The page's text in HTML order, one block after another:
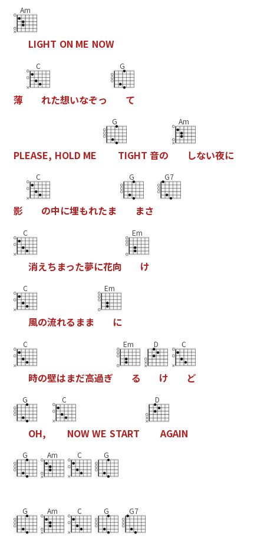
Am
LIGHT ON ME NOW
薄
C
れた想いなぞっ
G
て
PLEASE, HOLD ME
G
TIGHT 音の
Am
しない夜に
影
C
の中に埋もれたま
G
まさ
G7
C
消えちまった夢に花向
Em
け
C
風の流れる まま
Em
に
C
時の壁はまだ高過ぎ
Em
る
D
け
C
ど
G
OH,
C
NOWWE START
D
AGAIN
G Am C G
G Am C G G7